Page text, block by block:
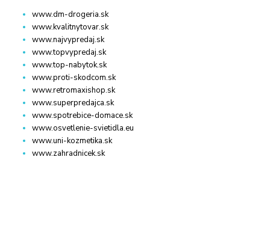
www.dm-drogeria.sk
www.kvalitnytovar.sk
www.najvypredaj.sk
www.topvypredaj.sk
www.top-nabytok.sk
www.proti-skodcom.sk
www.retromaxishop.sk
www.superpredajca.sk
www.spotrebice-domace.sk
www.osvetlenie-svietidla.eu
www.uni-kozmetika.sk
www.zahradnicek.sk